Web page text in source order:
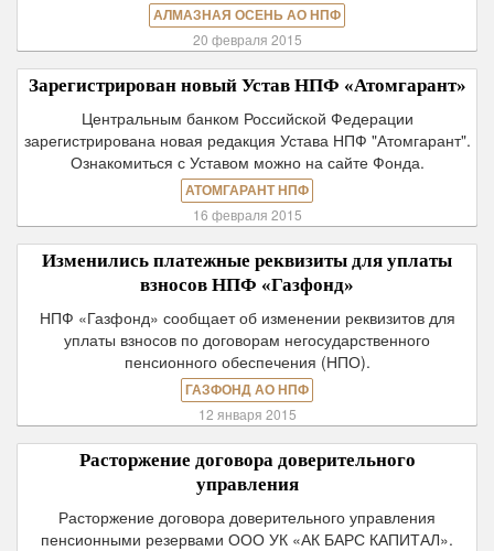
АЛМАЗНАЯ ОСЕНЬ АО НПФ
20 февраля 2015
Зарегистрирован новый Устав НПФ «Атомгарант»
Центральным банком Российской Федерации
зарегистрирована новая редакция Устава НПФ "Атомгарант".
Ознакомиться с Уставом можно на сайте Фонда.
АТОМГАРАНТ НПФ
16 февраля 2015
Изменились платежные реквизиты для уплаты
взносов НПФ «Газфонд»
НПФ «Газфонд» сообщает об изменении реквизитов для
уплаты взносов по договорам негосударственного
пенсионного обеспечения (НПО).
ГАЗФОНД АО НПФ
12 января 2015
Расторжение договора доверительного
управления
Расторжение договора доверительного управления
пенсионными резервами ООО УК «АК БАРС КАПИТАЛ».